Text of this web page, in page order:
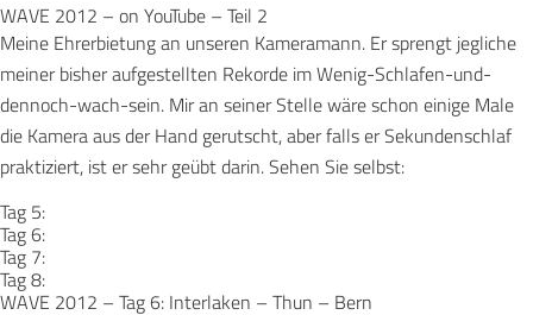
WAVE 2012 – on YouTube – Teil 2
Meine Ehrerbietung an unseren Kameramann. Er sprengt jegliche
meiner bisher aufgestellten Rekorde im Wenig-Schlafen-und-
dennoch-wach-sein. Mir an seiner Stelle wäre schon einige Male
die Kamera aus der Hand gerutscht, aber falls er Sekundenschlaf
praktiziert, ist er sehr geübt darin. Sehen Sie selbst:
Tag 5:
Dieser Inhalt wird von YouTube bereitgestellt. Durch das Laden
werden Daten an YouTube übertragen.
Tag 6:
Dieser Inhalt wird von YouTube bereitgestellt. Durch das Laden
Tag 7:
Tag 8:
WAVE 2012 – Tag 6: Interlaken – Thun – Bern